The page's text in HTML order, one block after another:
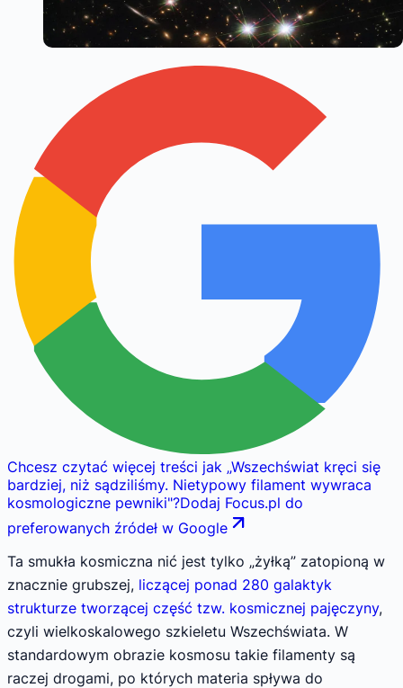
Chcesz czytać więcej treści jak „Wszechświat kręci się
bardziej, niż sądziliśmy. Nietypowy filament wywraca
kosmologiczne pewniki"?Dodaj Focus.pl do
preferowanych źródeł w Google
Ta smukła kosmiczna nić jest tylko „żyłką” zatopioną w
znacznie grubszej, liczącej ponad 280 galaktyk
strukturze tworzącej część tzw. kosmicznej pajęczyny,
czyli wielkoskalowego szkieletu Wszechświata. W
standardowym obrazie kosmosu takie filamenty są
raczej drogami, po których materia spływa do